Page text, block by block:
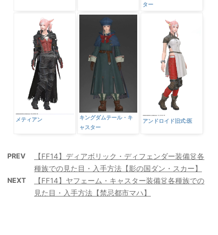
ター
メティアン
キングダムテール・キ
ャスター
アンドロイド旧式:医
PREV
【FF14】ディアボリック・ディフェンダー装備👗各
種族での見た目・入手方法【影の国ダン・スカー】
NEXT
【FF14】ヤフェーム・キャスター装備👗各種族での
見た目・入手方法【禁忌都市マハ】